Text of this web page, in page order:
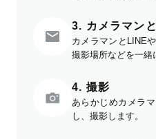
3. カメラマン
カメラマンとLINE
撮影場所などを一緒
4. 撮影
あらかじめカメラ
し、撮影します。